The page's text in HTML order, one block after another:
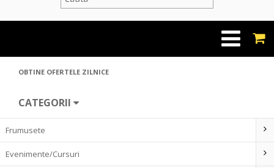
OBTINE OFERTELE ZILNICE
CATEGORII
Frumusete
Evenimente/Cursuri